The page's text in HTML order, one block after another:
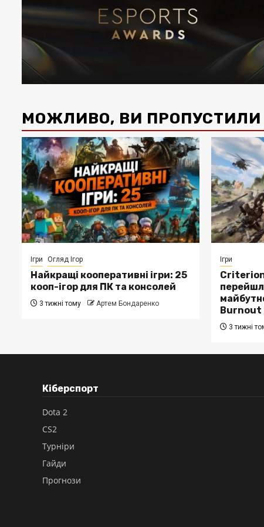
МОЖЛИВО, ВИ ПРОПУСТИЛИ
Ігри Огляд Ігор
Найкращі кооперативні ігри: 25
кооп-ігор для ПК та консолей
3 тижні тому Артем Бондаренко
Ігри
Criterion
Burnout
3 тижні
Кіберспорт
Dota 2
CS2
Турніри
Гайди
Прогнози